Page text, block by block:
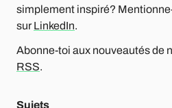
simplement inspiré?
sur LinkedIn.
Abonne-toi aux nouveautés de
RSS.
Sujets